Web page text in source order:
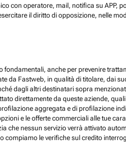
con operatore, mail, notifica su
il diritto di opposizione, nelle
anche per prevenire
da Fastweb, in qualità di titolare, dai
dagli altri destinatari sopra
direttamente da queste aziende,
aggregata e di profilazione
e le offerte commerciali alle tue
che nessun servizio verrà attivato
compiamo le verifiche sul credito